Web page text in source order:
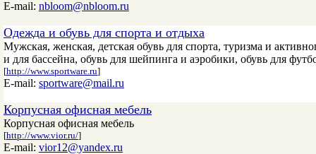
E-mail: nbloom@nbloom.ru
Одежда и обувь для спорта и отдыха
Мужская, женская, детская обувь для спорта, туризма и
и для бассейна, обувь для шейпинга и аэробики, обувь для
[http://www.sportware.ru]
E-mail: sportware@mail.ru
Корпусная офисная мебель
Корпусная офисная мебель
[http://www.vior.ru/]
E-mail: vior12@yandex.ru